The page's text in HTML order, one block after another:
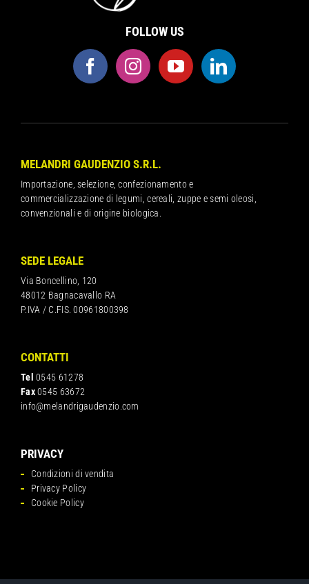
FOLLOW US
MELANDRI GAUDENZIO S.R.L.
Importazione, selezione, confezionamento e
commercializzazione di legumi, cereali, zuppe e semi oleosi,
convenzionali e di origine biologica.
SEDE LEGALE
Via Boncellino, 120
48012 Bagnacavallo RA
P.IVA / C.FIS. 00961800398
CONTATTI
Tel 0545 61278
Fax0545 63672
info@melandrigaudenzio.com
PRIVACY
Condizioni di vendita
Privacy Policy
Cookie Policy